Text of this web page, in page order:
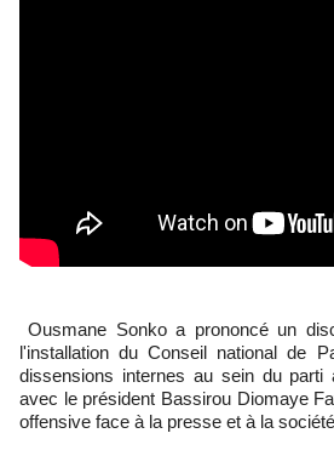
Ousmane Sonko a prononcé un
l'installation du Conseil national de
dissensions internes au sein du parti
avec le président Bassirou Diomaye
offensive face à la presse et à la